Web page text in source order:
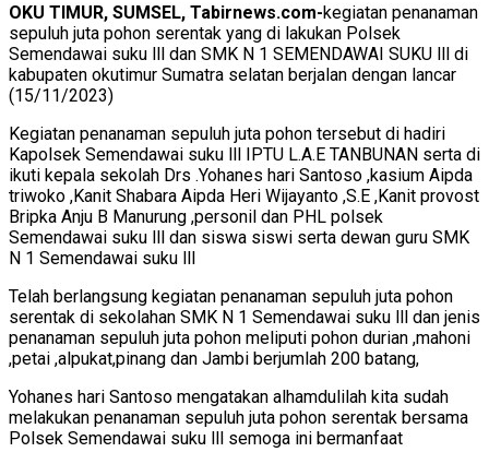
OKU TIMUR, SUMSEL, Tabirnews.com-kegiatan penanaman
sepuluh juta pohon serentak yang di lakukan Polsek
Semendawai suku lll dan SMK N 1 SEMENDAWAI SUKU lll di
kabupaten okutimur Sumatra selatan berjalan dengan lancar
(15/11/2023)
Kegiatan penanaman sepuluh juta pohon tersebut di hadiri
Kapolsek Semendawai suku lll IPTU L.A.E TANBUNAN serta di
ikuti kepala sekolah Drs .Yohanes hari Santoso ,kasium Aipda
triwoko ,Kanit Shabara Aipda Heri Wijayanto ,S.E ,Kanit provost
Bripka Anju B Manurung ,personil dan PHL polsek
Semendawai suku lll dan siswa siswi serta dewan guru SMK
N 1 Semendawai suku lll
Telah berlangsung kegiatan penanaman sepuluh juta pohon
serentak di sekolahan SMK N 1 Semendawai suku lll dan jenis
penanaman sepuluh juta pohon meliputi pohon durian ,mahoni
,petai ,alpukat,pinang dan Jambi berjumlah 200 batang,
Yohanes hari Santoso mengatakan alhamdulilah kita sudah
melakukan penanaman sepuluh juta pohon serentak bersama
Polsek Semendawai suku lll semoga ini bermanfaat